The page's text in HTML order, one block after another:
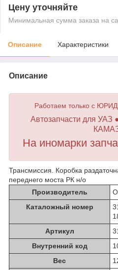
Цену уточняйте
Минимальная сумма заказа на
Описание Характеристики
Описание
Работаем только с
Автозапчасти для
На иномарки
Трансмиссия. Коробка
переднего моста РК н/о
Производитель
Каталожный номер
Артикул
Внутренний код
Вес